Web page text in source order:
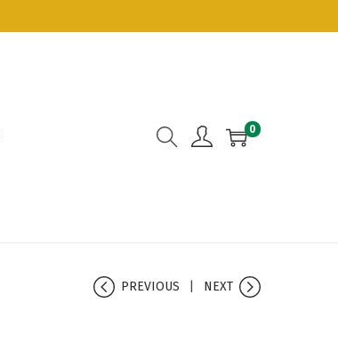
0
PREVIOUS NEXT